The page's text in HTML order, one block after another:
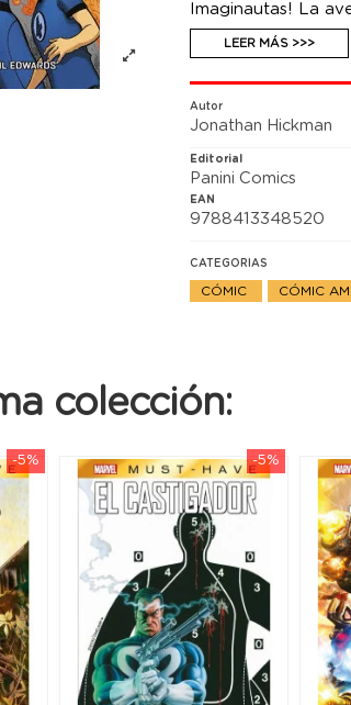
Imaginautas! La
Descubre lo que
LEER MÁS >>>
Autor
Jonathan Hickman
Editorial
Panini Comics
EAN
9788413348520
CATEGORIAS
CÓMIC CÓMIC
colección:
-5%
-5%